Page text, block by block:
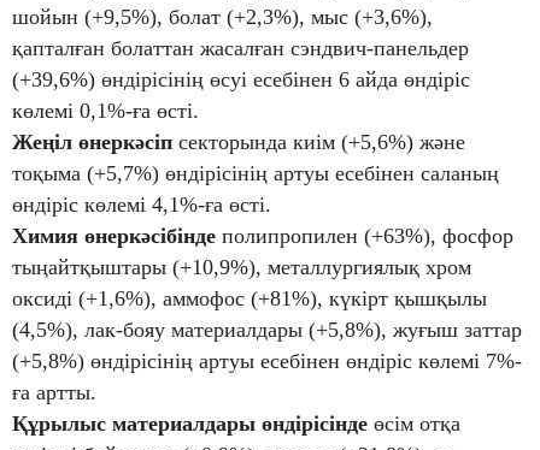
шойын (+9,5%), болат (+2,3%), мыс (+3,6%),
қапталған болаттан жасалған сэндвич-панельдер
(+39,6%) өндірісінің өсуі есебінен 6 айда өндіріс
көлемі 0,1%-ға өсті.
Жеңіл өнеркәсіп секторында киім (+5,6%) және
тоқыма (+5,7%) өндірісінің артуы есебінен саланың
өндіріс көлемі 4,1%-ға өсті.
Химия өнеркәсібінде полипропилен (+63%), фосфор
тыңайтқыштары (+10,9%), металлургиялық хром
оксиді (+1,6%), аммофос (+81%), күкірт қышқылы
(4,5%), лак-бояу материалдары (+5,8%), жуғыш заттар
(+5,8%) өндірісінің артуы есебінен өндіріс көлемі 7%-
ға артты.
Құрылыс материалдары өндірісінде өсім отқа